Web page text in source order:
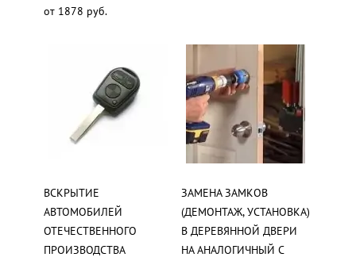
от 1878 руб.
ВСКРЫТИЕ
АВТОМОБИЛЕЙ
ОТЕЧЕСТВЕННОГО
ПРОИЗВОДСТВА
ЗАМЕНА ЗАМКОВ
(ДЕМОНТАЖ, УСТАНОВКА)
В ДЕРЕВЯННОЙ ДВЕРИ
НА АНАЛОГИЧНЫЙ С